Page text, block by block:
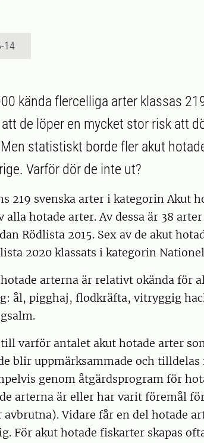
14
kända flercelliga arter klassas
de löper en mycket stor risk att
statistiskt borde fler akut
Varför dör de inte ut?
219 svenska arter i kategorin Akut
alla hotade arter. Av dessa är 38
Rödlista 2015. Sex av de akut
2020 klassats i kategorin
arterna är relativt okända för
ål, pigghaj, flodkräfta, vitryggig
varför antalet akut hotade arter
blir uppmärksammade och tilldelas
genom åtgärdsprogram för
arterna är eller har varit föremål
avbrutna). Vidare får en del hotade
För akut hotade fiskarter skapas